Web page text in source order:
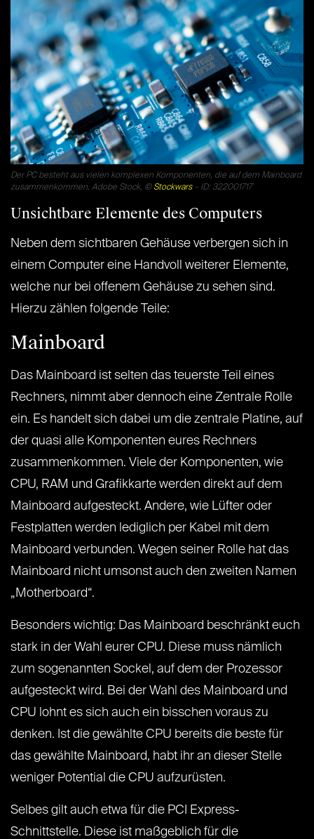
Der PC besteht aus vielen komplexen Komponenten, die auf dem Mainboard
zusammenkommen. Adobe Stock, © Stockwars– ID: 322001717
Unsichtbare Elemente des Computers
Neben dem sichtbaren Gehäuse verbergen sich in
einem Computer eine Handvoll weiterer Elemente,
welche nur bei offenem Gehäuse zu sehen sind.
Hierzu zählen folgende Teile:
Mainboard
Das Mainboard ist selten das teuerste Teil eines
Rechners, nimmt aber dennoch eine Zentrale Rolle
ein. Es handelt sich dabei um die zentrale Platine, auf
der quasi alle Komponenten eures Rechners
zusammenkommen. Viele der Komponenten, wie
CPU, RAM und Grafikkarte werden direkt auf dem
Mainboard aufgesteckt. Andere, wie Lüfter oder
Festplatten werden lediglich per Kabel mit dem
Mainboard verbunden. Wegen seiner Rolle hat das
Mainboard nicht umsonst auch den zweiten Namen
„Motherboard“.
Besonders wichtig: Das Mainboard beschränkt euch
stark in der Wahl eurer CPU. Diese muss nämlich
zum sogenannten Sockel, auf dem der Prozessor
aufgesteckt wird. Bei der Wahl des Mainboard und
CPU lohnt es sich auch ein bisschen voraus zu
denken. Ist die gewählte CPU bereits die beste für
das gewählte Mainboard, habt ihr an dieser Stelle
weniger Potential die CPU aufzurüsten.
Selbes gilt auch etwa für die PCI Express-
Schnittstelle. Diese ist maßgeblich für die